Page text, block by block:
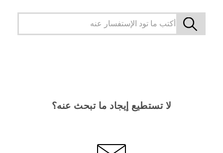
لا تستطيع إيجاد ما تبحث عنه؟